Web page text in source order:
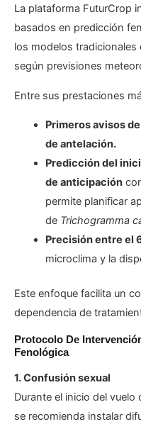
La plataforma FuturCrop
basados en predicción
los modelos tradicionales
según previsiones
Entre sus prestaciones
Primeros avisos
de antelación.
Predicción del
de anticipación
permite planificar
de Trichogramma
Precisión entre el
microclima y la
Este enfoque facilita un
dependencia de
Protocolo De
Fenológica
1. Confusión sexual
Durante el inicio del
se recomienda instalar